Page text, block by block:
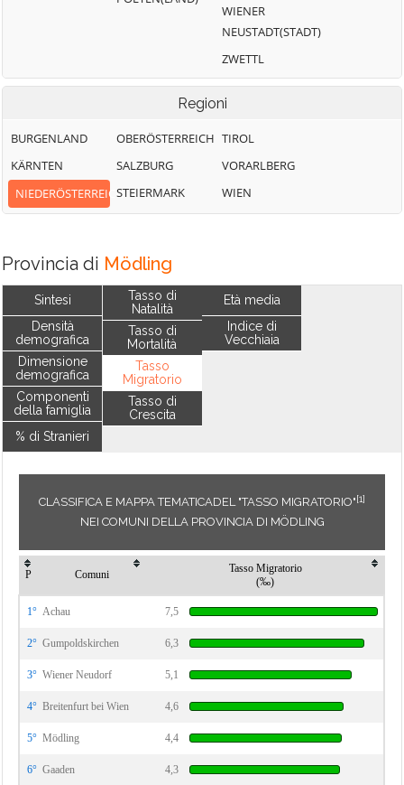
WIENER
NEUSTADT(STADT)
ZWETTL
Regioni
BURGENLAND
KÄRNTEN
NIEDERÖSTERREICH
OBERÖSTERREICH
SALZBURG
STEIERMARK
TIROL
VORARLBERG
WIEN
Provincia di Mödling
Sintesi
Densità
demografica
Dimensione
demografica
Componenti
della famiglia
% di Stranieri
Tasso di
Natalità
Tasso di
Mortalità
Tasso
Migratorio
Tasso di
Crescita
Età media
Indice di
Vecchiaia
CLASSIFICA E MAPPA TEMATICADEL "TASSO MIGRATORIO"[1]
NEI COMUNI DELLA PROVINCIA DI MÖDLING
P Comuni
Tasso Migratorio
(‰)
1° Achau 7,5
2° Gumpoldskirchen 6,3
3° Wiener Neudorf 5,1
4° Breitenfurt bei Wien 4,6
5° Mödling 4,4
6° Gaaden 4,3